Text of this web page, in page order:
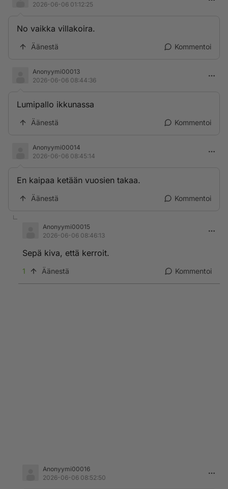
2026-06-06 01:12:25
No vaikka villakoira.
Äänestä Kommentoi
Anonyymi00013
2026-06-06 08:44:36
Lumipallo ikkunassa
Äänestä Kommentoi
Anonyymi00014
2026-06-06 08:45:14
En kaipaa ketään vuosien takaa.
Äänestä Kommentoi
Anonyymi00015
2026-06-06 08:46:13
Sepä kiva, että kerroit.
1 Äänestä Kommentoi
Anonyymi00016
2026-06-06 08:52:50